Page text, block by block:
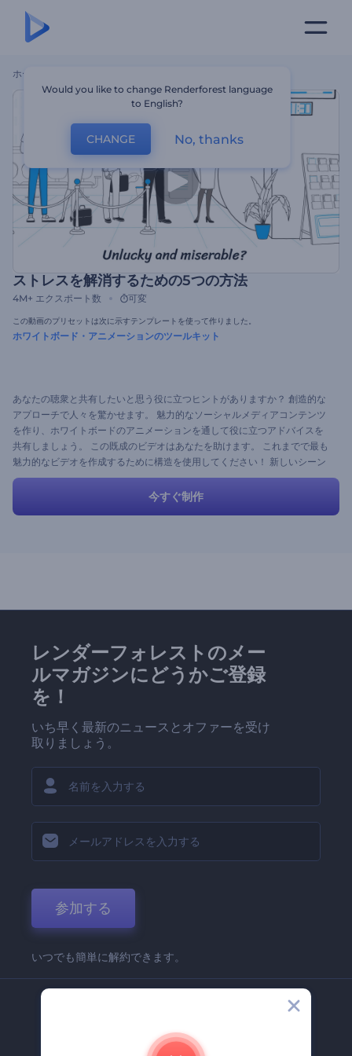
ホーム
ストレスを解消するための5つの方法
4M+ エクスポート数 可変
この動画のプリセットは次に示すテンプレートを使って作りました。
ホワイトボード・アニメーションのツールキット
あなたの聴衆と共有したいと思う役に立つヒントがありますか？ 創造的な
アプローチで人々を驚かせます。 魅力的なソーシャルメディアコンテンツ
を作り、ホワイトボードのアニメーションを通して役に立つアドバイスを
共有しましょう。 この既成のビデオはあなたを助けます。 これまでで最も
魅力的なビデオを作成するために構造を使用してください！ 新しいシーン
を追加し、不要な映像シーンを削除して結果を楽しましょう。
今すぐ制作
レンダーフォレストのメー
ルマガジンにどうかご登録
を！
いち早く最新のニュースとオファーを受け
取りましょう。
参加する
いつでも簡単に解約できます。
Renderforest 企業情報
Would you like to change Renderforest language
to English?
CHANGE No, thanks